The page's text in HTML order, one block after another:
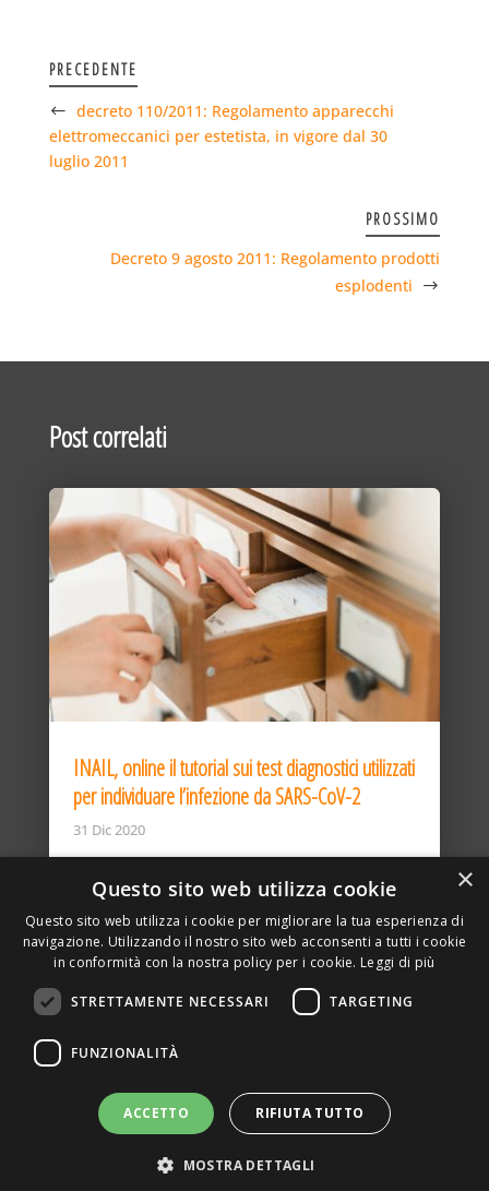
PRECEDENTE
decreto 110/2011: Regolamento apparecchi
elettromeccanici per estetista, in vigore dal 30
luglio 2011
PROSSIMO
Decreto 9 agosto 2011: Regolamento prodotti
esplodenti
Post correlati
INAIL, online il tutorial sui test diagnostici utilizzati
per individuare l’infezione da SARS-CoV-2
31 Dic 2020
DELLA TORRE, 15 – 20127 – MILANO – P. IVA
SITO REALIZZATO DA GRAFICAEFOTO WEB AGENCY –
PARTNER SINTEL
×
Questo sito web utilizza cookie
Questo sito web utilizza i cookie per migliorare la tua esperienza di
navigazione. Utilizzando il nostro sito web acconsenti a tutti i cookie
in conformità con la nostra policy per i cookie. Leggi di più
STRETTAMENTE NECESSARI TARGETING
FUNZIONALITÀ
ACCETTO RIFIUTA TUTTO
MOSTRA DETTAGLI